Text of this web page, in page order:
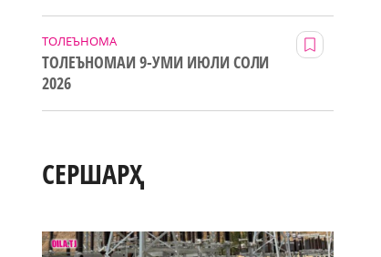
ТОЛЕЪНОМА
ТОЛЕЪНОМАИ 9-УМИ ИЮЛИ СОЛИ
2026
СЕРШАРҲ